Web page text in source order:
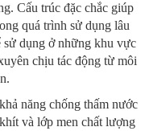
Cấu trúc đặc chắc giúp
quá trình sử dụng lâu
sử dụng ở những khu vực
chịu tác động từ môi
năng chống thấm nước
và lớp men chất lượng